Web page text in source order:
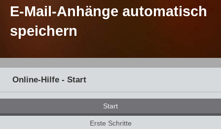
E-Mail-Anhänge automatisch
speichern
Online-Hilfe - Start
Start
Erste Schritte